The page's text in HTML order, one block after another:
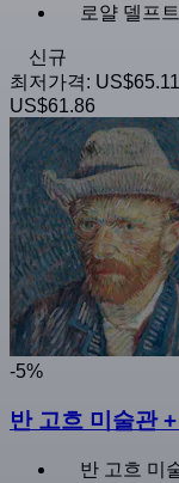
로얄 델프
신규
최저가격: US$65.11
US$61.86
-5%
반 고흐 미술관
반 고흐 미